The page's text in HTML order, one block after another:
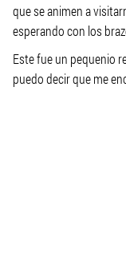
que se animen a
esperando con los
Este fue un pequenio
puedo decir que me